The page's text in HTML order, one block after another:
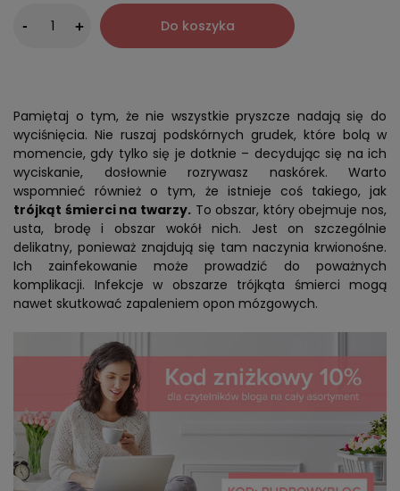
- + Do koszyka
Pamiętaj o tym, że nie wszystkie pryszcze nadają się do
wyciśnięcia. Nie ruszaj podskórnych grudek, które bolą w
momencie, gdy tylko się je dotknie – decydując się na ich
wyciskanie, dosłownie rozrywasz naskórek. Warto
wspomnieć również o tym, że istnieje coś takiego, jak
trójkąt śmierci na twarzy.To obszar, który obejmuje nos,
usta, brodę i obszar wokół nich. Jest on szczególnie
delikatny, ponieważ znajdują się tam naczynia krwionośne.
Ich zainfekowanie może prowadzić do poważnych
komplikacji. Infekcje w obszarze trójkąta śmierci mogą
nawet skutkować zapaleniem opon mózgowych.